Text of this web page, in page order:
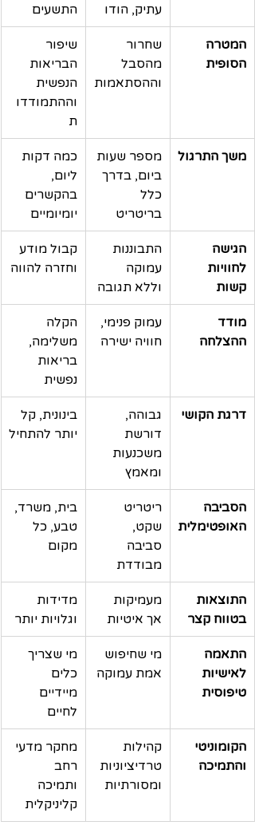
עתיק, הודו
התשעים
המטרה
הסופית
שחרור
מהסבל
וההסתאמות
שיפור
הבריאות
הנפשית
וההתמודדו
ת
משך התרגול
מספר שעות
ביום, בדרך
כלל
בריטריט
כמה דקות
ליום,
בהקשרים
יומיומיים
הגישה
לחוויות
קשות
התבוננות
עמוקה
וללא תגובה
קבול מודע
וחזרה להווה
מודד
ההצלחה
עמוק פנימי,
חוויה ישירה
הקלה
משלימה,
בריאות
נפשית
דרגת הקושי
גבוהה,
דורשת
משכנעות
ומאמץ
בינונית, קל
יותר להתחיל
הסביבה
האופטימלית
ריטריט
שקט,
סביבה
מבודדת
בית, משרד,
טבע, כל
מקום
התוצאות
בטווח קצר
מעמיקות
אך איטיות
מדידות
וגלויות יותר
התאמה
לאישיות
טיפוסית
מי שחיפוש
אמת עמוקה
מי שצריך
כלים
מיידיים
לחיים
הקומוניטי
והתמיכה
קהילות
טרדיציוניות
ומסורתיות
מחקר מדעי
רחב
ותמיכה
קליניקלית